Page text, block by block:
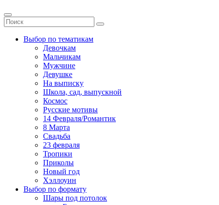
Выбор по тематикам
Девочкам
Мальчикам
Мужчине
Девушке
На выписку
Школа, сад, выпускной
Космос
Русские мотивы
14 Февраля/Романтик
8 Марта
Свадьба
23 февраля
Тропики
Приколы
Новый год
Хэллоуин
Выбор по формату
Шары под потолок